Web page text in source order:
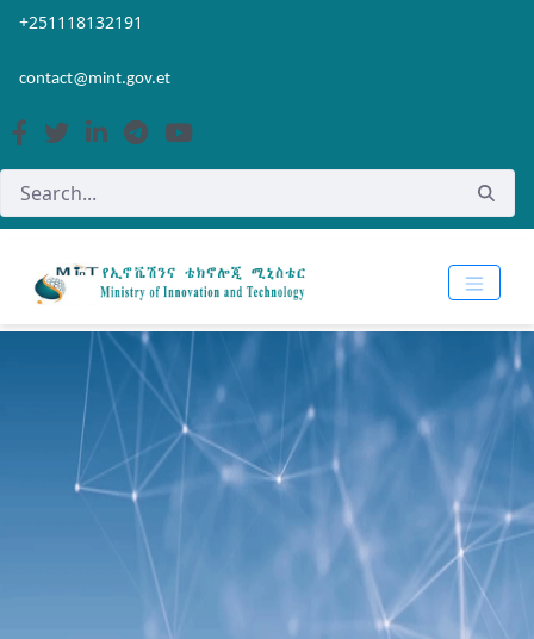
Skip to Main Content
Open Accessibility Menu
+251118132191
contact@mint.gov.et